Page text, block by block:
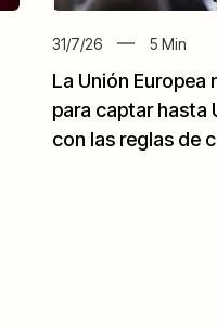
31/7/26 5 Min
La Unión Europea
para captar hasta
con las reglas de